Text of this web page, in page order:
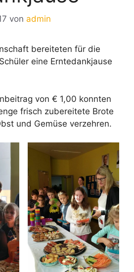
von admin
bereiteten für die
eine Erntedankjause
von € 1,00 konnten
frisch zubereitete Brote
und Gemüse verzehren.